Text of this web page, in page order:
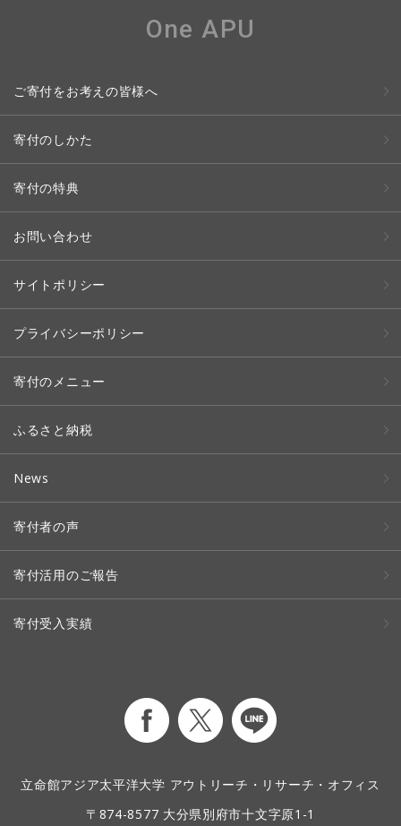
One APU
ご寄付をお考えの皆様へ
寄付のしかた
寄付の特典
お問い合わせ
サイトポリシー
プライバシーポリシー
寄付のメニュー
ふるさと納税
News
寄付者の声
寄付活用のご報告
寄付受入実績
立命館アジア太平洋大学 アウトリーチ・リサーチ・オフィス
〒874-8577 大分県別府市十文字原1-1